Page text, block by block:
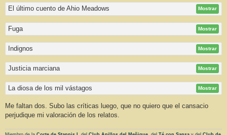
El último cuento de Ahio Meadows Mostrar
Fuga Mostrar
Indignos Mostrar
Justicia marciana Mostrar
La diosa de los mil vástagos Mostrar
Me faltan dos. Subo las críticas luego, que no quiero que el cansacio
perjudique mi valoración de los relatos.